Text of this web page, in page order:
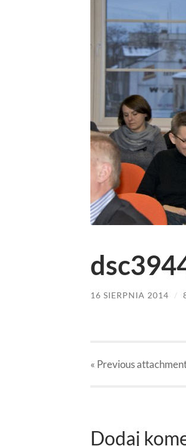
16 SIERPNIA 2014 /
« Previous
Dodaj